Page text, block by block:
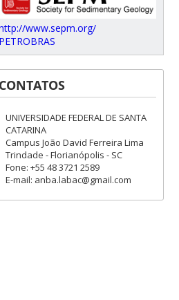
www.sepm.org/
PETROBRAS
CONTATOS
UNIVERSIDADE FEDERAL DE SANTA
CATARINA
Campus João David Ferreira Lima
Trindade - Florianópolis - SC
Fone: +55 48 3721 2589
E-mail: anba.labac@gmail.com